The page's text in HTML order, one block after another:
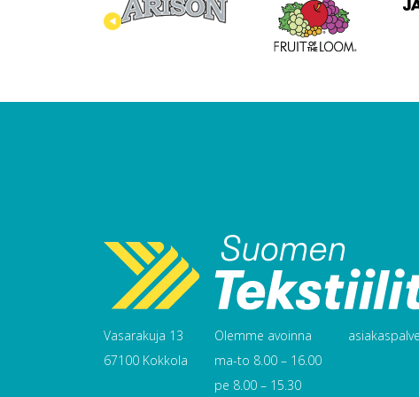
Vasarakuja 13
67100 Kokkola
Olemme avoinna
ma-to 8.00 – 16.00
pe 8.00 – 15.30